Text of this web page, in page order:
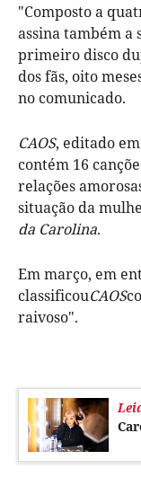
"Composto a
assina também a
primeiro disco
dos fãs, oito
no comunicado.
CAOS, editado
contém 16
relações
situação da
da Carolina.
Em março, em
classificouCAOS
raivoso".